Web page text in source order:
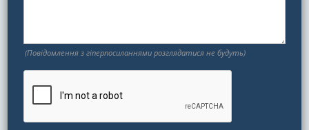
(Повідомлення з гіперпосиланнями розглядатися не будуть)